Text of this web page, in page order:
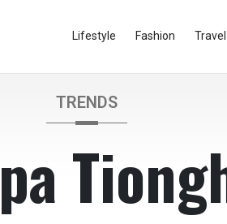
Lifestyle Fashion Travel
TRENDS